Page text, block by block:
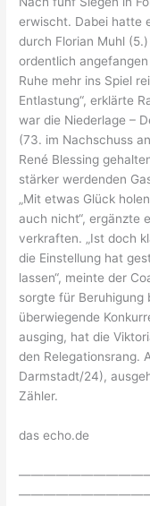
erwischt. Dabei hatte
durch Florian Muhl
ordentlich
Ruhe mehr ins Spiel
Entlastung“, erklärte
war die Niederlage –
(73. im Nachschuss
René Blessing
stärker werdenden
„Mit etwas Glück
auch nicht“, ergänzte
verkraften. „Ist doch
die Einstellung hat
lassen“, meinte der
sorgte für Beruhigung
überwiegende
ausging, hat die
den Relegationsrang.
Darmstadt/24),
Zähler.
das echo.de